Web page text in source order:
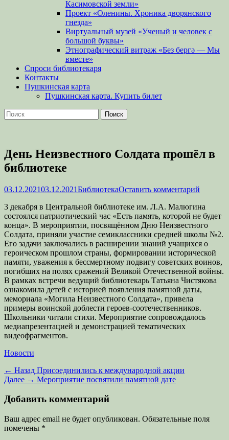
Касимовской земли»
Проект «Оленины. Хроника дворянского
гнезда»
Виртуальный музей «Ученый и человек с
большой буквы»
Этнографический витраж «Без бергə — Мы
вместе»
Спроси библиотекаря
Контакты
Пушкинская карта
Пушкинская карта. Купить билет
Поиск
Найти:
День Неизвестного Солдата прошёл в
библиотеке
Опубликовано
03.12.202103.12.2021Автор
БиблиотекаОставить комментарий
3 декабря в Центральной библиотеке им. Л.А. Малюгина
состоялся патриотический час «Есть память, которой не будет
конца». В мероприятии, посвящённом Дню Неизвестного
Солдата, приняли участие семиклассники средней школы №2.
Его задачи заключались в расширении знаний учащихся о
героическом прошлом страны, формировании исторической
памяти, уважения к бессмертному подвигу советских воинов,
погибших на полях сражений Великой Отечественной войны.
В рамках встречи ведущий библиотекарь Татьяна Чистякова
ознакомила детей с историей появления памятной даты,
мемориала «Могила Неизвестного Солдата», привела
примеры воинской доблести героев-соотечественников.
Школьники читали стихи. Мероприятие сопровождалось
медиапрезентацией и демонстрацией тематических
видеофрагментов.
Категории
Новости
Навигация
по
записям
← Назад Предыдущая
запись:
Присоединились к международной акции
Далее → Следующая
Мероприятие посвятили памятной дате
Добавить комментарий
Ваш адрес email не будет опубликован. Обязательные поля
помечены *